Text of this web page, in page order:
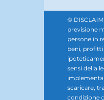
©
previsione
persone in
beni,
sensi della
scaricare,
condizione